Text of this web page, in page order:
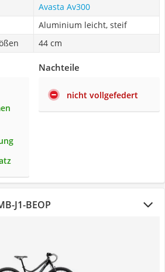
Avasta Av300
Aluminium leicht, steif
44 cm
Nachteile
nicht vollgefedert
J1-BEOP